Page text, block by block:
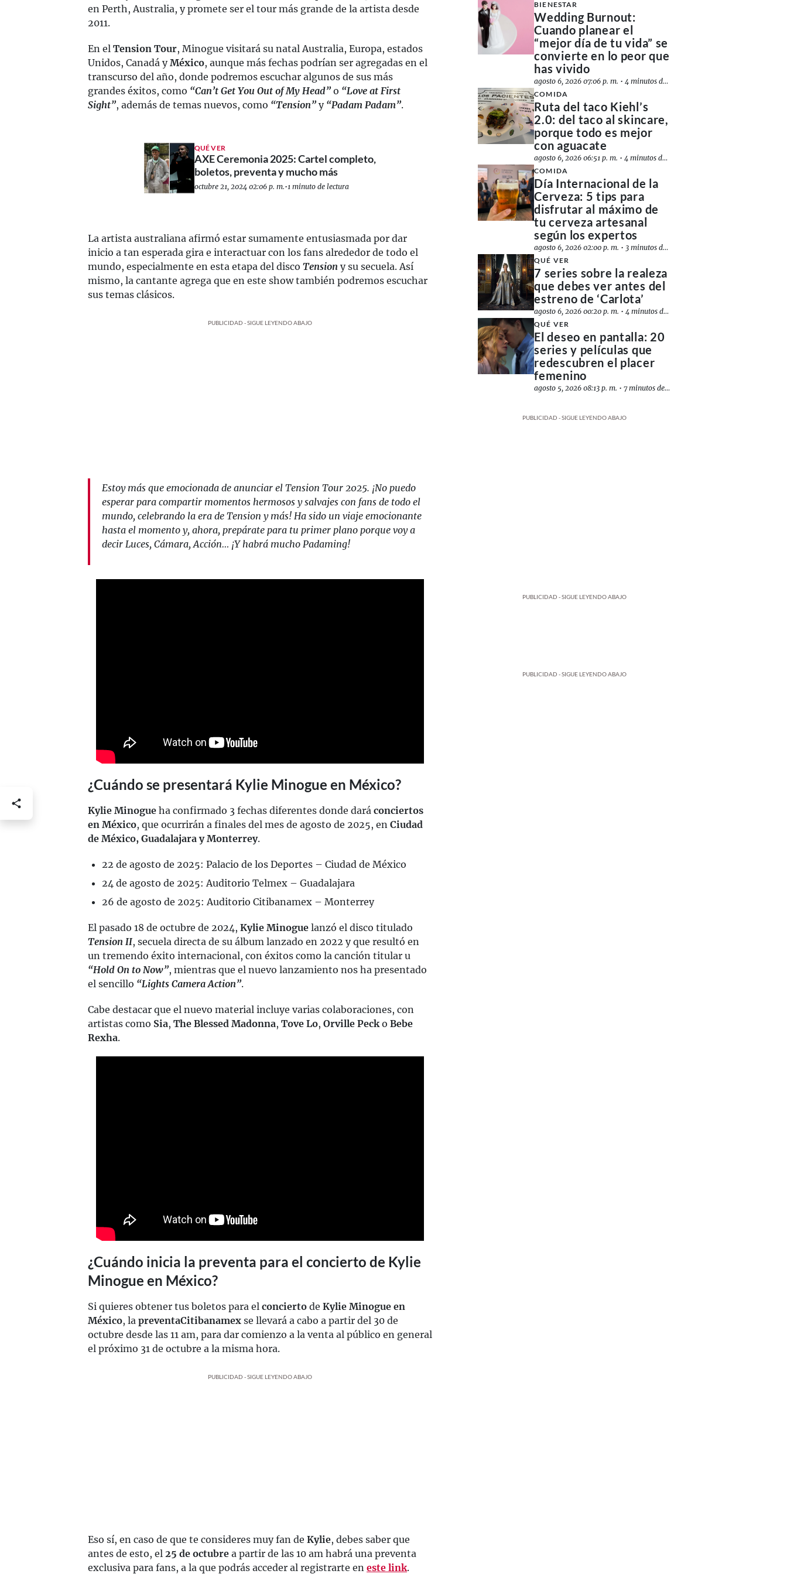
en Perth, Australia, y promete ser el tour más grande de la artista desde
2011.
En el Tension Tour, Minogue visitará su natal Australia, Europa, estados
Unidos, Canadá yMéxico, aunque más fechas podrían ser agregadas en el
transcurso del año, donde podremos escuchar algunos de sus más
grandes éxitos, como “Can’t Get You Out of My Head” o “Love at First
Sight”, además de temas nuevos, como “Tension” y “Padam Padam”.
QUÉ VER
AXE Ceremonia 2025: Cartel completo,
boletos, preventa y mucho más
octubre 21, 2024 02:06 p. m.•1 minuto de lectura
La artista australiana afirmó estar sumamente entusiasmada por dar
inicio a tan esperada gira e interactuar con los fans alrededor de todo el
mundo, especialmente en esta etapa del disco Tension y su secuela. Así
mismo, la cantante agrega que en este show también podremos escuchar
sus temas clásicos.
PUBLICIDAD - SIGUE LEYENDO ABAJO
Estoy más que emocionada de anunciar el Tension Tour 2025. ¡No puedo
esperar para compartir momentos hermosos y salvajes con fans de todo el
mundo, celebrando la era de Tension y más! Ha sido un viaje emocionante
hasta el momento y, ahora, prepárate para tu primer plano porque voy a
decir Luces, Cámara, Acción… ¡Y habrá mucho Padaming!
¿Cuándo se presentará Kylie Minogue en México?
Kylie Minogue ha confirmado 3 fechas diferentes donde dará conciertos
en México, que ocurrirán a finales del mes de agosto de 2025, en Ciudad
de México, Guadalajara y Monterrey.
22 de agosto de 2025: Palacio de los Deportes – Ciudad de México
24 de agosto de 2025: Auditorio Telmex – Guadalajara
26 de agosto de 2025: Auditorio Citibanamex – Monterrey
El pasado 18 de octubre de 2024, Kylie Minogue lanzó el disco titulado
Tension II, secuela directa de su álbum lanzado en 2022 y que resultó en
un tremendo éxito internacional, con éxitos como la canción titular u
“Hold On to Now”, mientras que el nuevo lanzamiento nos ha presentado
el sencillo “Lights Camera Action”.
Cabe destacar que el nuevo material incluye varias colaboraciones, con
artistas como Sia, The Blessed Madonna, Tove Lo, Orville Pecko Bebe
Rexha.
¿Cuándo inicia la preventa para el concierto de Kylie
Minogue en México?
Si quieres obtener tus boletos para el concierto de Kylie Minogue en
México, la preventaCitibanamex se llevará a cabo a partir del 30 de
octubre desde las 11 am, para dar comienzo a la venta al público en general
el próximo 31 de octubre a la misma hora.
PUBLICIDAD - SIGUE LEYENDO ABAJO
Eso sí, en caso de que te consideres muy fan de Kylie, debes saber que
antes de esto, el 25 de octubre a partir de las 10 am habrá una preventa
exclusiva para fans, a la que podrás acceder al registrarte en este link.
BIENESTAR
Wedding Burnout:
Cuando planear el
“mejor día de tu vida” se
convierte en lo peor que
has vivido
agosto 6, 2026 07:06 p. m. •4 minutos de lectura
COMIDA
Ruta del taco Kiehl’s
2.0: del taco al skincare,
porque todo es mejor
con aguacate
agosto 6, 2026 06:51 p. m. •4 minutos de lectura
COMIDA
Día Internacional de la
Cerveza: 5 tips para
disfrutar al máximo de
tu cerveza artesanal
según los expertos
agosto 6, 2026 02:00 p. m. • 3 minutos de lectura
QUÉ VER
7 series sobre la realeza
que debes ver antes del
estreno de ‘Carlota’
agosto 6, 2026 00:20 p. m. •4 minutos de lectura
QUÉ VER
El deseo en pantalla: 20
series y películas que
redescubren el placer
femenino
agosto 5, 2026 08:13 p. m. •7 minutos de lectura
PUBLICIDAD - SIGUE LEYENDO ABAJO
PUBLICIDAD - SIGUE LEYENDO ABAJO
PUBLICIDAD - SIGUE LEYENDO ABAJO